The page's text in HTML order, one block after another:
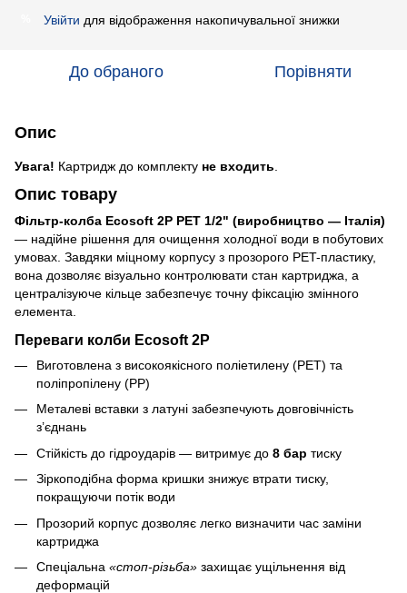
Увійти для відображення накопичувальної знижки
До обраного Порівняти
Опис
Увага! Картридж до комплекту не входить
Опис товару
Фільтр-колба Ecosoft 2P PET 1/2" (виробництво — Італія)
— надійне рішення для очищення холодної води в побутових
умовах. Завдяки міцному корпусу з прозорого PET-пластику,
вона дозволяє візуально контролювати стан картриджа, а
централізуюче кільце забезпечує точну фіксацію змінного
елемента.
Переваги колби Ecosoft 2P
Виготовлена з високоякісного поліетилену (PET) та
поліпропілену (PP)
Металеві вставки з латуні забезпечують довговічність
з’єднань
Стійкість до гідроударів — витримує до 8 бар тиску
Зіркоподібна форма кришки знижує втрати тиску,
покращуючи потік води
Прозорий корпус дозволяє легко визначити час заміни
картриджа
Спеціальна «стоп-різьба» захищає ущільнення від
деформацій